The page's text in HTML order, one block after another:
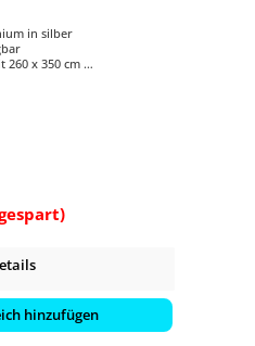
in silber
260 x 350 cm
hinzufügen